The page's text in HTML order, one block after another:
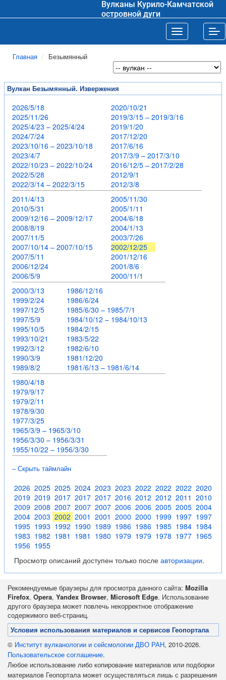
Вулканы Курило-Камчатской
островной дуги
Toggle
Главная Безымянный
Вулкан Безымянный. Извержения
2026/5/18
2025/11/26
2025/4/23 – 2025/4/24
2024/7/24
2023/10/16 – 2023/10/18
2023/4/7
2022/10/23 – 2022/10/24
2022/5/28
2022/3/14 – 2022/3/15
2020/10/21
2019/3/15 – 2019/3/16
2019/1/20
2017/12/20
2017/6/16
2017/3/9 – 2017/3/10
2016/12/5 – 2017/2/28
2012/9/1
2012/3/8
2011/4/13
2010/5/31
2009/12/16 – 2009/12/17
2008/8/19
2007/11/5
2007/10/14 – 2007/10/15
2007/5/11
2006/12/24
2006/5/9
2005/11/30
2005/1/11
2004/6/18
2004/1/13
2003/7/26
2002/12/25
2001/12/16
2001/8/6
2000/11/1
2000/3/13
1999/2/24
1997/12/5
1997/5/9
1995/10/5
1993/10/21
1992/3/12
1990/3/9
1989/8/2
1986/12/16
1986/6/24
1985/6/30 – 1985/7/1
1984/10/12 – 1984/10/13
1984/2/15
1983/5/22
1982/6/10
1981/12/20
1981/6/13 – 1981/6/14
1980/4/18
1979/9/17
1979/2/11
1978/9/30
1977/3/25
1965/3/9 – 1965/3/10
1956/3/30 – 1956/3/31
1955/10/22 – 1956/3/30
– Скрыть таймлайн
2026 2025 2025 2024 2023 2023 2022 2022 2022 2020
2019 2019 2017 2017 2017 2016 2012 2012 2011 2010
2009 2008 2007 2007 2007 2006 2006 2005 2005 2004
2004 2003 2002 2001 2001 2000 2000 1999 1997 1997
1995 1993 1992 1990 1989 1986 1986 1985 1984 1984
1983 1982 1981 1981 1980 1979 1979 1978 1977 1965
1956 1955
Просмотр описаний доступен только после авторизации.
Рекомендуемые браузеры для просмотра данного сайта: Mozilla
Firefox, Opera, Yandex Browser, Microsoft Edge. Использование
другого браузера может повлечь некорректное отображение
содержимого веб-страниц.
Условия использования материалов и сервисов Геопортала
© Институт вулканологии и сейсмологии ДВО РАН, 2010-2026.
Пользовательское соглашение.
Любое использование либо копирование материалов или подборки
материалов Геопортала может осуществляться лишь с разрешения